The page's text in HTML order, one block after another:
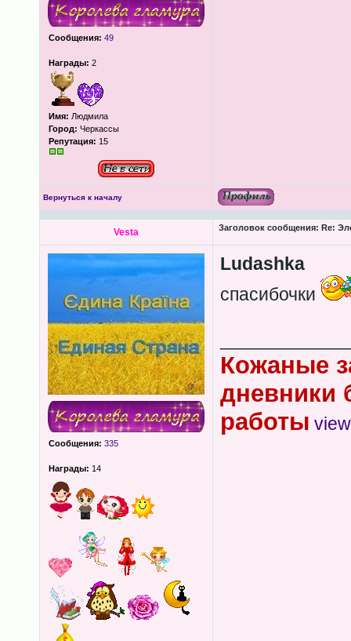
Сообщения: 49
Награды: 2
Имя: Людмила
Город: Черкассы
Репутация: 15
Вернуться к началу
Vesta Заголовок сообщения: Re:
Сообщения: 335
Награды: 14
Ludashka
спасибочки
Кожаные
дневники
работы